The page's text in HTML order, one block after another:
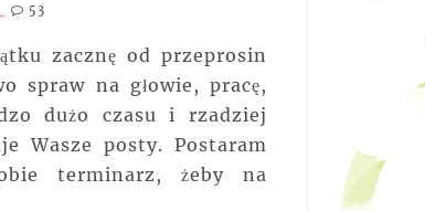
53
zacznę od przeprosin
spraw na głowie, pracę,
dużo czasu i rzadziej
Wasze posty. Postaram
terminarz, żeby na